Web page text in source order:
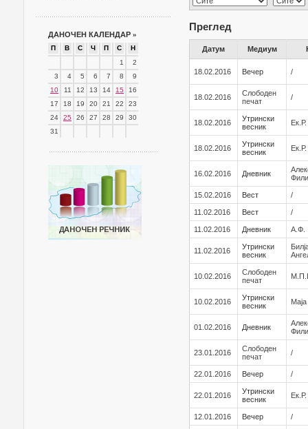
ДАНОЧЕН КАЛЕНДАР »
П В С Ч П С
Н
1
2
3
4 5 6 7 8
9
10
11 12 13 14 15
16
17
18 19 20 21 22
23
24
25 26 27 28 29
30
31
Преглед
Датум Медиум
18.02.2016 Вечер /
18.02.2016
Слободен
печат
/
18.02.2016
Утрински
весник
Ек.Р.
18.02.2016
Утрински
весник
Ек.Р.
16.02.2016 Дневник
15.02.2016 Вест /
11.02.2016 Вест /
11.02.2016 Дневник А.Ф.
11.02.2016
Утрински
весник
10.02.2016
Слободен
печат
10.02.2016
Утрински
весник
01.02.2016 Дневник
23.01.2016
Слободен
печат
/
22.01.2016 Вечер /
22.01.2016
Утрински
весник
Ек.Р.
12.01.2016 Вечер /